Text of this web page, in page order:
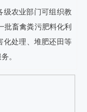
级农业部门可组织教
批畜禽粪污肥料化利
化处理、堆肥还田等
。